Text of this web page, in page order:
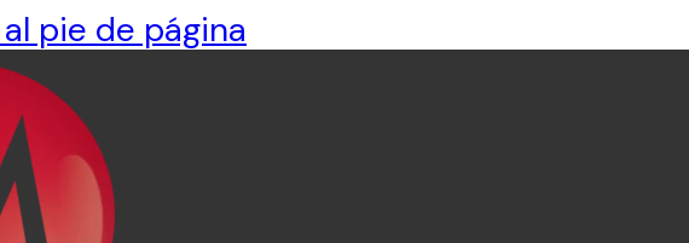
pie de página